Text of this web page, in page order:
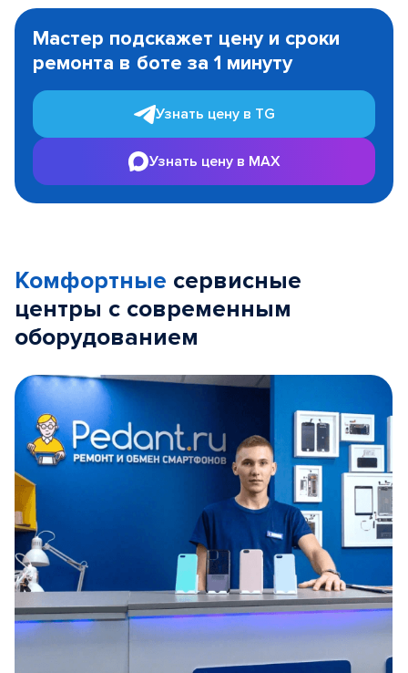
1
Мастер подскажет цену и сроки
ремонта в боте за 1 минуту
Узнать цену в TG
Узнать цену в MAX
Комфортные сервисные
центры с современным
оборудованием